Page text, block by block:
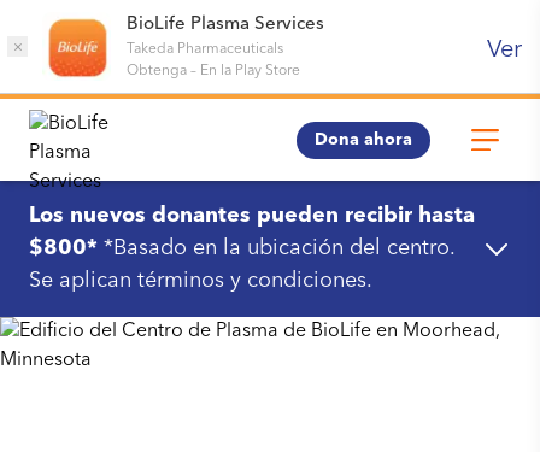
×
BioLife Plasma Services
Takeda Pharmaceuticals
Obtenga– En la Play Store
Ver
Dona ahora
Los nuevos donantes pueden recibir hasta
$800* *Basado en la ubicación del centro.
Se aplican términos y condiciones.